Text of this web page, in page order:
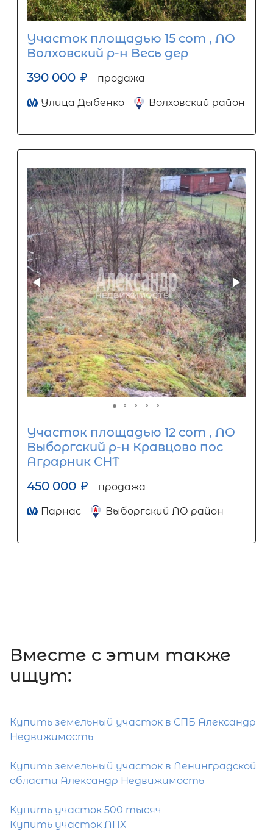
Участок площадью 15 сот , ЛО
Волховский р-н Весь дер
390 000 ₽ продажа
Улица Дыбенко Волховский район
Участок площадью 12 сот , ЛО
Выборгский р-н Кравцово пос
Аграрник СНТ
450 000 ₽ продажа
Парнас Выборгский ЛО район
Вместе c этим также
ищут:
Купить земельный участок в СПБ Александр
Недвижимость
Купить земельный участок в Ленинградской
области Александр Недвижимость
Купить участок 500 тысяч
Купить участок ЛПХ